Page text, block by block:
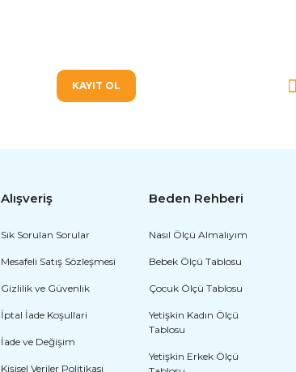
KAYIT OL
Alışveriş
Sık Sorulan Sorular
Mesafeli Satış Sözleşmesi
Gizlilik ve Güvenlik
İptal İade Koşullari
İade ve Değişim
Kişisel Veriler Politikası
Beden Rehberi
Nasıl Ölçü Almalıyım
Bebek Ölçü Tablosu
Çocuk Ölçü Tablosu
Yetişkin Kadın Ölçü
Tablosu
Yetişkin Erkek Ölçü